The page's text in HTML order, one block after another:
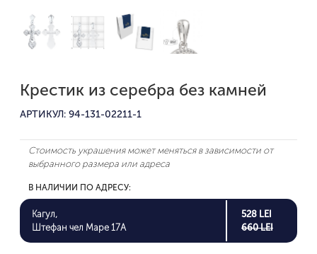
Крестик из серебра без камней
АРТИКУЛ: 94-131-02211-1
Стоимость украшения может меняться в зависимости от
выбранного размера или адреса
В НАЛИЧИИ ПО АДРЕСУ:
Кагул,
Штефан чел Маре 17A
528 LEI
660 LEI